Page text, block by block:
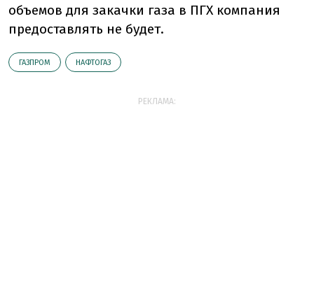
объемов для закачки газа в ПГХ компания
предоставлять не будет.
ГАЗПРОМ НАФТОГАЗ
РЕКЛАМА: